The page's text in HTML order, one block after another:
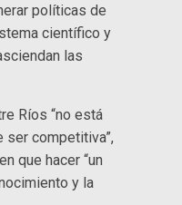
políticas de
científico y
las
Ríos “no está
ser competitiva”,
que hacer “un
y la